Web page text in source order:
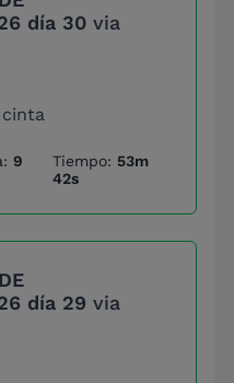
día 30 via
9
Tiempo: 53m
42s
día 29 via